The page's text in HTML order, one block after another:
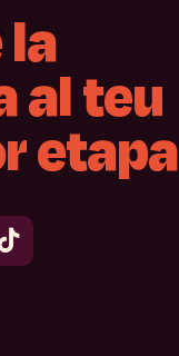
la
alteu
etapa